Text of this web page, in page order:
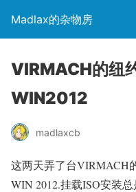
Madlax的杂物房
VIRMACH的纽
WIN2012
madlaxcb
这两天弄了台VIRMACH
WIN 2012.挂载ISO安装